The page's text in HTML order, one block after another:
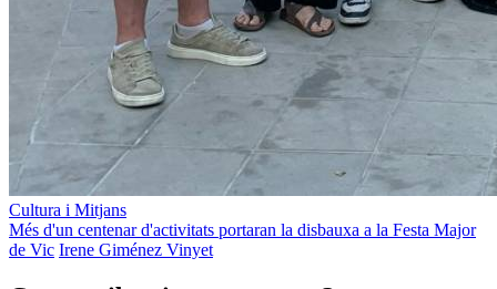
Cultura i Mitjans
Més d'un centenar d'activitats portaran la disbauxa a la Festa Major
de Vic Irene Giménez Vinyet